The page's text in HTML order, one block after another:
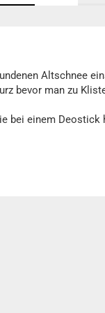
Altschnee
bevor man zu
bei einem Deostick